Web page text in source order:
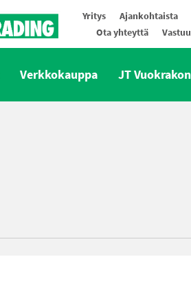
Yritys Ajankohtaista
Ota yhteyttä
Verkkokauppa JT